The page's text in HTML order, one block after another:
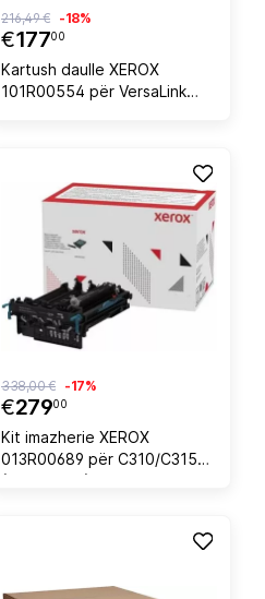
€17700
216,49 € -18%
Kartush daulle XEROX
101R00554 për VersaLink
€27900
338,00 € -17%
Kit imazherie XEROX
013R00689 për C310/C315
(B310/B315), 125,000 faqe, i